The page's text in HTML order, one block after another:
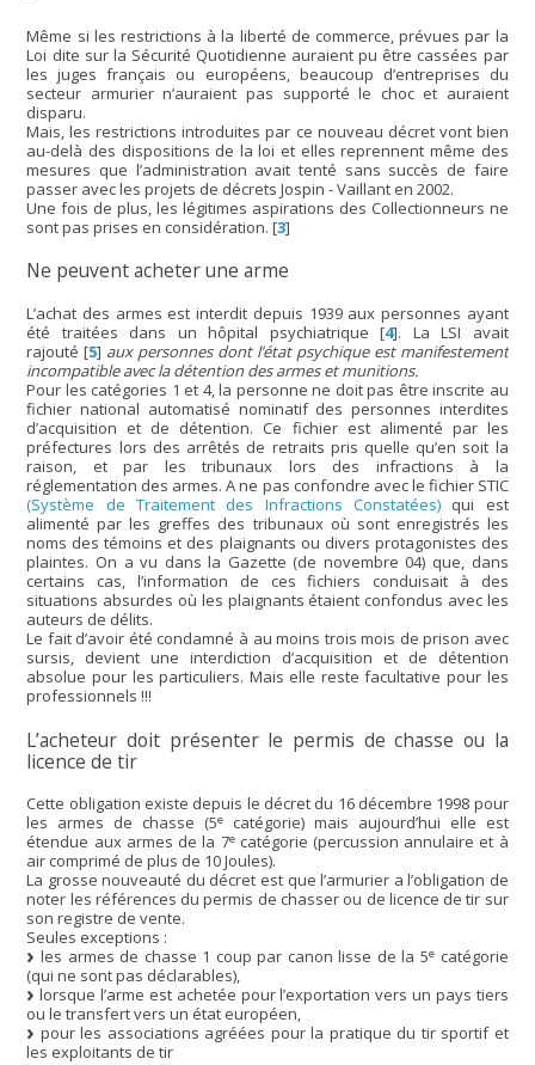
Même si les restrictions à la liberté de commerce, prévues par la
Loi dite sur la Sécurité Quotidienne auraient pu être cassées par
les juges français ou européens, beaucoup d’entreprises du
secteur armurier n’auraient pas supporté le choc et auraient
disparu.
Mais, les restrictions introduites par ce nouveau décret vont bien
au-delà des dispositions de la loi et elles reprennent même des
mesures que l’administration avait tenté sans succès de faire
passer avec les projets de décrets Jospin - Vaillant en 2002.
Une fois de plus, les légitimes aspirations des Collectionneurs ne
sont pas prises en considération. [3]
Ne peuvent acheter une arme
L’achat des armes est interdit depuis 1939 aux personnes ayant
été traitées dans un hôpital psychiatrique [4]. La LSI avait
rajouté [5] aux personnes dont l’état psychique est manifestement
incompatible avec la détention des armes et munitions.
Pour les catégories 1 et 4, la personne ne doit pas être inscrite au
fichier national automatisé nominatif des personnes interdites
d’acquisition et de détention. Ce fichier est alimenté par les
préfectures lors des arrêtés de retraits pris quelle qu’en soit la
raison, et par les tribunaux lors des infractions à la
réglementation des armes. A ne pas confondre avec le fichier STIC
(Système de Traitement des Infractions Constatées)qui est
alimenté par les greffes des tribunaux où sont enregistrés les
noms des témoins et des plaignants ou divers protagonistes des
plaintes. On a vu dans la Gazette (de novembre 04) que, dans
certains cas, l’information de ces fichiers conduisait à des
situations absurdes où les plaignants étaient confondus avec les
auteurs de délits.
Le fait d’avoir été condamné à au moins trois mois de prison avec
sursis, devient une interdiction d’acquisition et de détention
absolue pour les particuliers. Mais elle reste facultative pour les
professionnels !!!
L’acheteur doit présenter le permis de chasse ou la
licence de tir
Cette obligation existe depuis le décret du 16 décembre 1998 pour
les armes de chasse (5e
catégorie) mais aujourd’hui elle est
étendue aux armes de la 7ecatégorie (percussion annulaire et à
air comprimé de plus de 10 Joules).
La grosse nouveauté du décret est que l’armurier a l’obligation de
noter les références du permis de chasser ou de licence de tir sur
son registre de vente.
Seules exceptions :
les armes de chasse 1 coup par canon lisse de la 5e catégorie
(qui ne sont pas déclarables),
lorsque l’arme est achetée pour l’exportation vers un pays tiers
ou le transfert vers un état européen,
pour les associations agréées pour la pratique du tir sportif et
les exploitants de tir